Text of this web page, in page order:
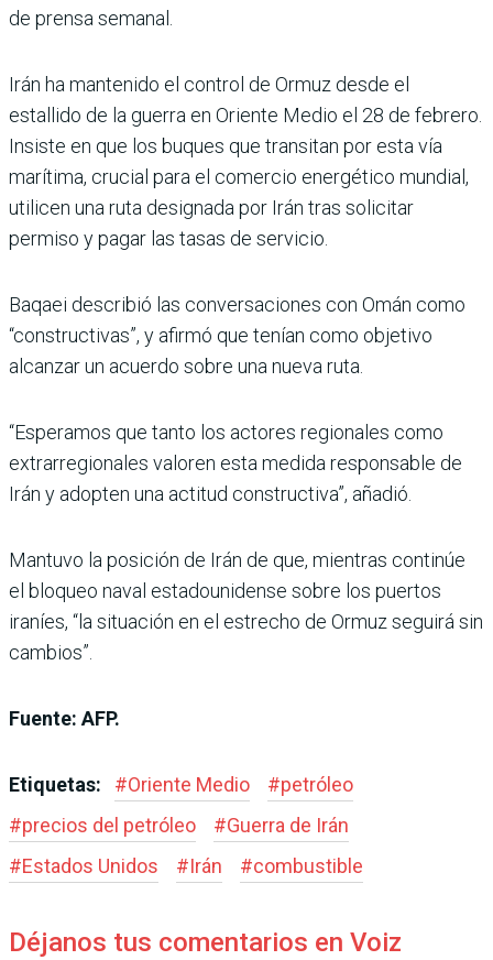
de prensa semanal.
Irán ha mantenido el control de Ormuz desde el
estallido de la guerra en Oriente Medio el 28 de febrero.
Insiste en que los buques que transitan por esta vía
marítima, crucial para el comercio energético mundial,
utilicen una ruta designada por Irán tras solicitar
permiso y pagar las tasas de servicio.
Baqaei describió las conversaciones con Omán como
“constructivas”, y afirmó que tenían como objetivo
alcanzar un acuerdo sobre una nueva ruta.
“Esperamos que tanto los actores regionales como
extrarregionales valoren esta medida responsable de
Irán y adopten una actitud constructiva”, añadió.
Mantuvo la posición de Irán de que, mientras continúe
el bloqueo naval estadounidense sobre los puertos
iraníes, “la situación en el estrecho de Ormuz seguirá sin
cambios”.
Fuente: AFP.
Etiquetas: #Oriente Medio #petróleo
#precios del petróleo #Guerra de Irán
#Estados Unidos #Irán #combustible
Déjanos tus comentarios en Voiz